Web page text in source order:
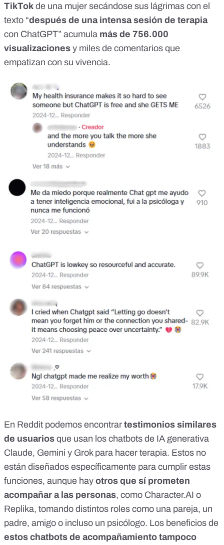
TikTok de una mujer secándose sus lágrimas con el
texto “después de una intensa sesión de terapia
con ChatGPT” acumula más de 756.000
visualizaciones y miles de comentarios que
empatizan con su vivencia.
En Reddit podemos encontrar testimonios similares
de usuarios que usan los chatbots de IA generativa
Claude, Gemini y Grok para hacer terapia. Estos no
están diseñados específicamente para cumplir estas
funciones, aunque hay otros que sí prometen
acompañar a las personas, como Character.AI o
Replika, tomando distintos roles como una pareja, un
padre, amigo o incluso un psicólogo. Los beneficios de
estos chatbots de acompañamiento tampoco